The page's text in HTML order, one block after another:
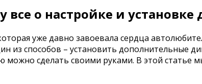
о настройке и
уже давно завоевала сердца
из способов – установить дополнительные
сделать своими руками. В этой статье